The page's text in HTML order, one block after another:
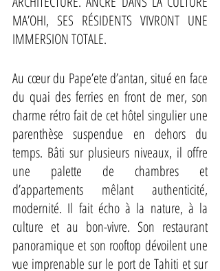
MA’OHI, SES RÉSIDENTS VIVRONT UNE
IMMERSION TOTALE.
Au cœur du Pape’ete d’antan, situé en face
du quai des ferries en front de mer, son
charme rétro fait de cet hôtel singulier une
parenthèse suspendue en dehors du
temps. Bâti sur plusieurs niveaux, il offre
une palette de chambres et
d’appartements mêlant authenticité,
modernité. Il fait écho à la nature, à la
culture et au bon-vivre. Son restaurant
panoramique et son rooftop dévoilent une
vue imprenable sur le port de Tahiti et sur